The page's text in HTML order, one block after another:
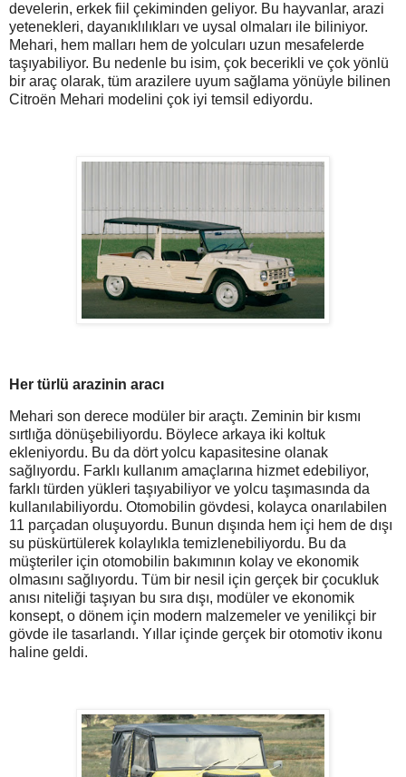
develerin, erkek fiil çekiminden geliyor. Bu hayvanlar, arazi
yetenekleri, dayanıklılıkları ve uysal olmaları ile biliniyor.
Mehari, hem malları hem de yolcuları uzun mesafelerde
taşıyabiliyor. Bu nedenle bu isim, çok becerikli ve çok yönlü
bir araç olarak, tüm arazilere uyum sağlama yönüyle bilinen
Citroën Mehari modelini çok iyi temsil ediyordu.
Her türlü arazinin aracı
Mehari son derece modüler bir araçtı. Zeminin bir kısmı
sırtlığa dönüşebiliyordu. Böylece arkaya iki koltuk
ekleniyordu. Bu da dört yolcu kapasitesine olanak
sağlıyordu. Farklı kullanım amaçlarına hizmet edebiliyor,
farklı türden yükleri taşıyabiliyor ve yolcu taşımasında da
kullanılabiliyordu. Otomobilin gövdesi, kolayca onarılabilen
11 parçadan oluşuyordu. Bunun dışında hem içi hem de dışı
su püskürtülerek kolaylıkla temizlenebiliyordu. Bu da
müşteriler için otomobilin bakımının kolay ve ekonomik
olmasını sağlıyordu. Tüm bir nesil için gerçek bir çocukluk
anısı niteliği taşıyan bu sıra dışı, modüler ve ekonomik
konsept, o dönem için modern malzemeler ve yenilikçi bir
gövde ile tasarlandı. Yıllar içinde gerçek bir otomotiv ikonu
haline geldi.